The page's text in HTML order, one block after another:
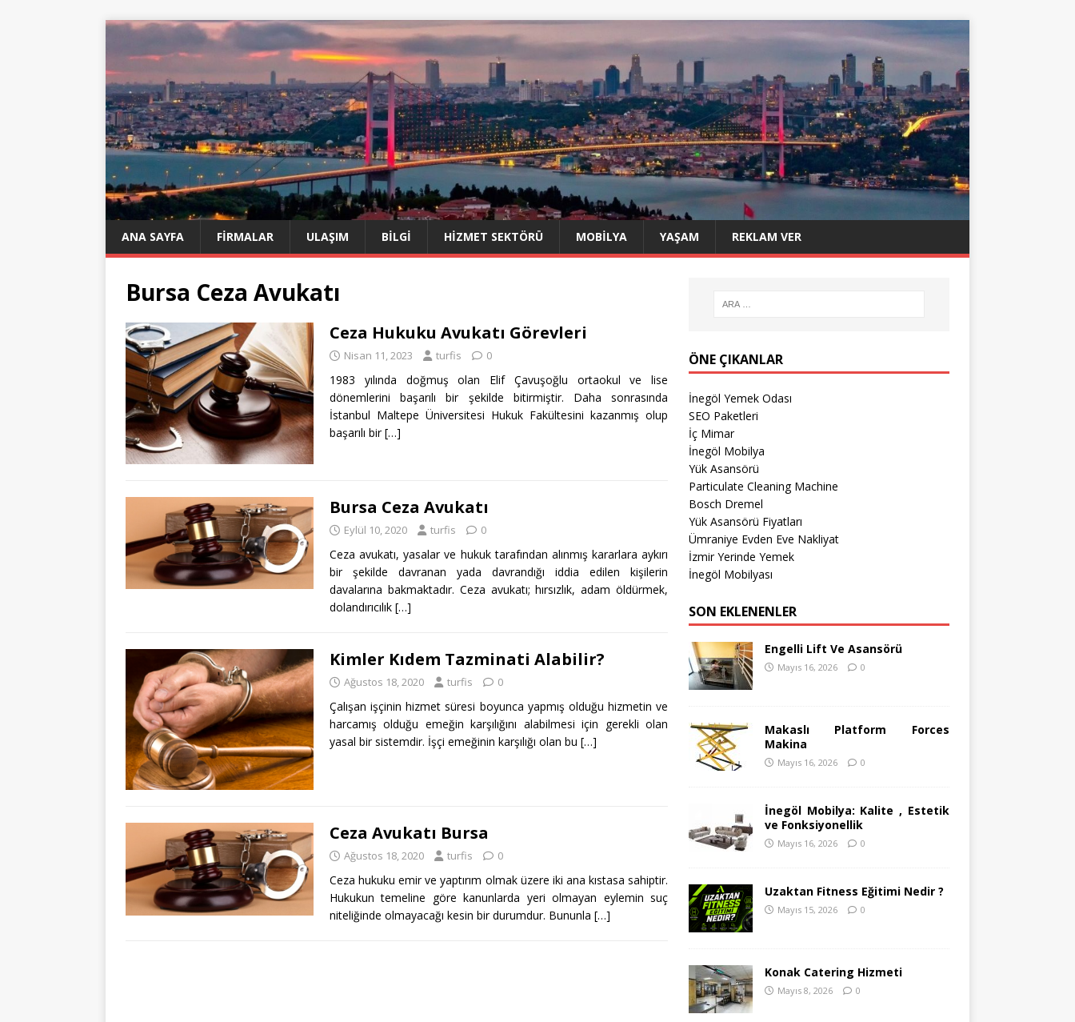
ANA SAYFA FIRMALAR ULAŞIM BILGI HIZMET SEKTÖRÜ MOBILYA YAŞAM REKLAM VER
Bursa Ceza Avukatı
Ceza Hukuku Avukatı Görevleri
Nisan 11, 2023 turfis 0
1983 yılında doğmuş olan Elif Çavuşoğlu ortaokul ve lise
dönemlerini başarılı bir şekilde bitirmiştir. Daha sonrasında
İstanbul Maltepe Üniversitesi Hukuk Fakültesini kazanmış olup
başarılı bir[…]
Bursa Ceza Avukatı
Eylül 10, 2020 turfis 0
Ceza avukatı, yasalar ve hukuk tarafından alınmış kararlara aykırı
bir şekilde davranan yada davrandığı iddia edilen kişilerin
davalarına bakmaktadır. Ceza avukatı; hırsızlık, adam öldürmek,
dolandırıcılık […]
Kimler Kıdem Tazminati Alabilir?
Ağustos 18, 2020 turfis 0
Çalışan işçinin hizmet süresi boyunca yapmış olduğu hizmetin ve
harcamış olduğu emeğin karşılığını alabilmesi için gerekli olan
yasal bir sistemdir. İşçi emeğinin karşılığı olan bu […]
Ceza Avukatı Bursa
Ağustos 18, 2020 turfis 0
Ceza hukuku emir ve yaptırım olmak üzere iki ana kıstasa sahiptir.
Hukukun temeline göre kanunlarda yeri olmayan eylemin suç
niteliğinde olmayacağı kesin bir durumdur. Bununla […]
ÖNE ÇIKANLAR
İnegöl Yemek Odası
SEO Paketleri
İç Mimar
İnegöl Mobilya
Yük Asansörü
Particulate Cleaning Machine
Bosch Dremel
Yük Asansörü Fiyatları
Ümraniye Evden Eve Nakliyat
İzmir Yerinde Yemek
İnegöl Mobilyası
SON EKLENENLER
Engelli Lift Ve Asansörü
Mayıs 16, 2026 0
Makaslı Platform Forces
Makina
Mayıs 16, 2026 0
İnegöl Mobilya: Kalite , Estetik
ve Fonksiyonellik
Mayıs 16, 2026 0
Uzaktan Fitness Eğitimi Nedir ?
Mayıs 15, 2026 0
Konak Catering Hizmeti
Mayıs 8, 2026 0